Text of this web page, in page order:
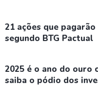
21 ações que
segundo BTG Pactual
2025 é o ano do
saiba o pódio dos